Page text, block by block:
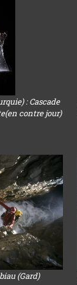
: Cascade
contre jour)
(Gard)